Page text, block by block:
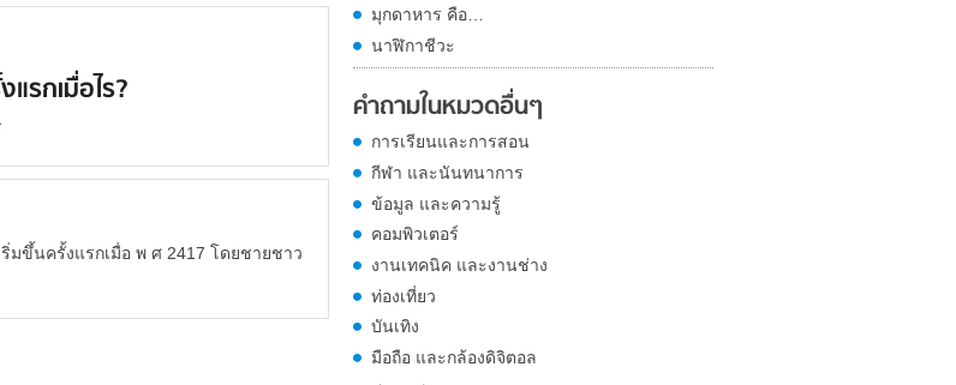
รกเมื่อไร?
มขึ้นครั้งแรกเมื่อ พ ศ 2417 โดยชายชาว
มุกดาหาร คือ…
นาฬิกาชีวะ
คำถามในหมวดอื่นๆ
การเรียนและการสอน
กีฬา และนันทนาการ
ข้อมูล และความรู้
คอมพิวเตอร์
งานเทคนิค และงานช่าง
ท่องเที่ยว
บันเทิง
มือถือ และกล้องดิจิตอล